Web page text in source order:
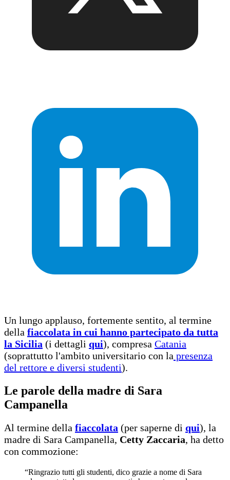
Un lungo applauso, fortemente sentito, al termine
della fiaccolata in cui hanno partecipato da tutta
la Sicilia (i dettagli qui), compresa Catania
(soprattutto l'ambito universitario con la presenza
del rettore e diversi studenti).
Le parole della madre di Sara
Campanella
Al termine della fiaccolata (per saperne di qui), la
madre di Sara Campanella, Cetty Zaccaria, ha detto
con commozione:
“Ringrazio tutti gli studenti, dico grazie a nome di Sara